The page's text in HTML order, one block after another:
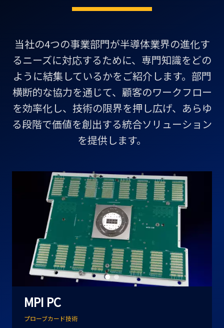
当社の4つの事業部門が半導体業界の進化す
るニーズに対応するために、専門知識をどの
ように結集しているかをご紹介します。部門
横断的な協力を通じて、顧客のワークフロー
を効率化し、技術の限界を押し広げ、あらゆ
る段階で価値を創出する統合ソリューション
を提供します。
MPI PC
プローブカード技術